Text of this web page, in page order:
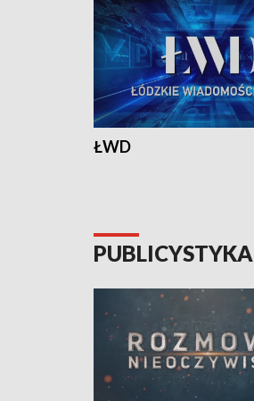
ŁWD
PUBLICYSTYKA